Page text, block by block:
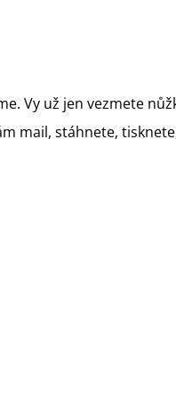
Vy už jen vezmete
mail, stáhnete,